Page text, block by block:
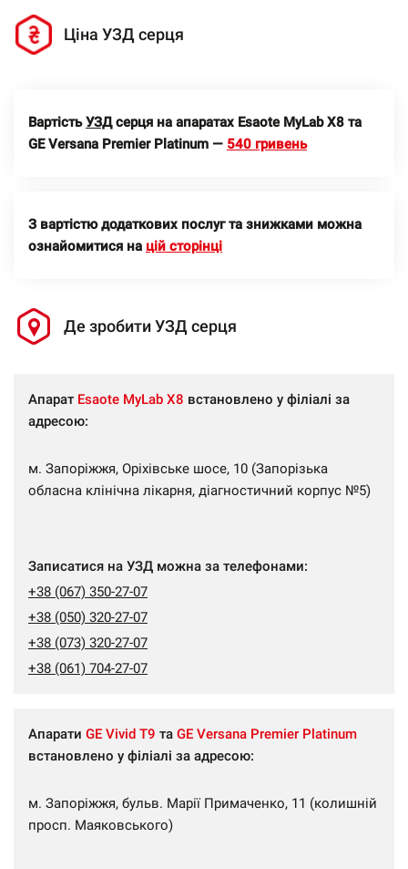
Ціна УЗД серця
ВартістьУЗДсерця на апаратах Esaote MyLab X8 та
GE Versana Premier Platinum — 540 гривень
З вартістю додаткових послуг та знижками можна
ознайомитися на цій сторінці
Де зробити УЗД серця
Апарат Esaote MyLab X8 встановлено у філіалі за
адресою:
м. Запоріжжя, Оріхівське шосе, 10 (Запорізька
обласна клінічна лікарня, діагностичний корпус №5)
Записатися на УЗД можна за телефонами:
+38 (067) 350-27-07
+38 (050) 320-27-07
+38 (073) 320-27-07
+38 (061) 704-27-07
Апарати GE Vivid T9 та GE Versana Premier Platinum
встановлено у філіалі за адресою:
м. Запоріжжя, бульв. Марії Примаченко, 11 (колишній
просп. Маяковського)